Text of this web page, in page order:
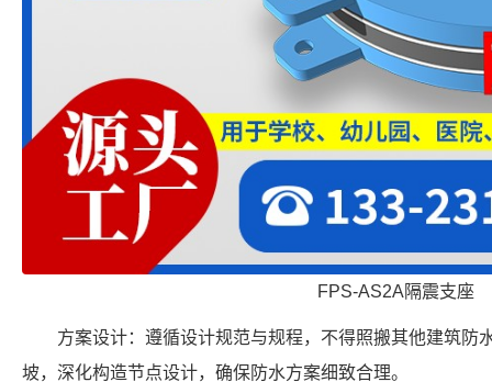
FPS-AS2A隔震支座
方案设计：遵循设计规范与规程，不得照搬其他建筑防
坡，深化构造节点设计，确保防水方案细致合理。